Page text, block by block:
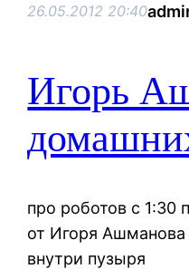
26.05.2012 20:40
Игорь
про роботов с 1:30
от Игоря
внутри пузыря